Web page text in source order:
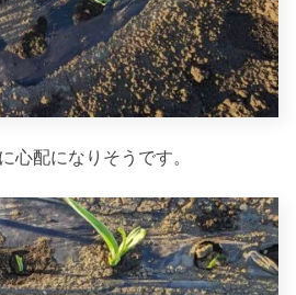
心配になりそうです。